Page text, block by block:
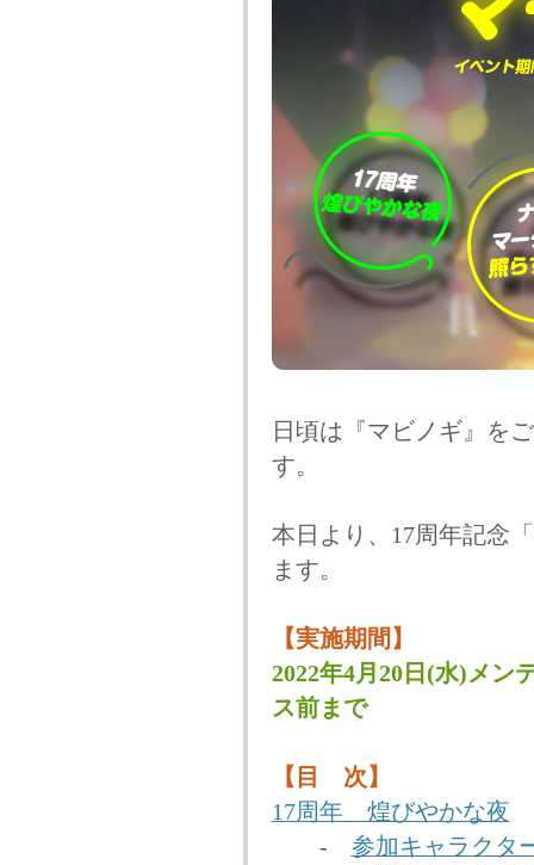
日頃は『マビノギ』を
す。
本日より、17周年記念
ます。
【実施期間】
2022年4月20日(水)メン
ス前まで
【目 次】
17周年 煌びやかな夜
- 参加キャラクタ